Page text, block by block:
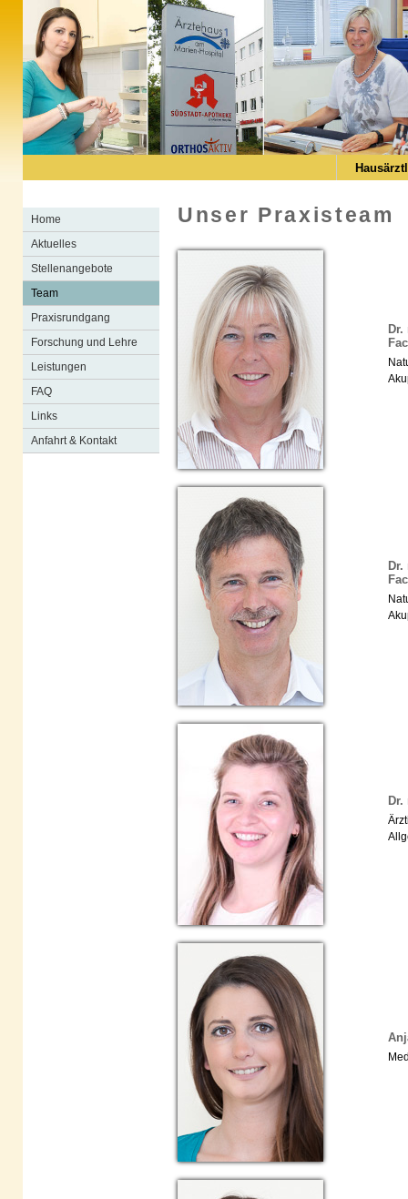
Home
Aktuelles
Stellenangebote
Team
Praxisrundgang
Forschung und Lehre
Leistungen
FAQ
Links
Anfahrt & Kontakt
Unser Praxisteam